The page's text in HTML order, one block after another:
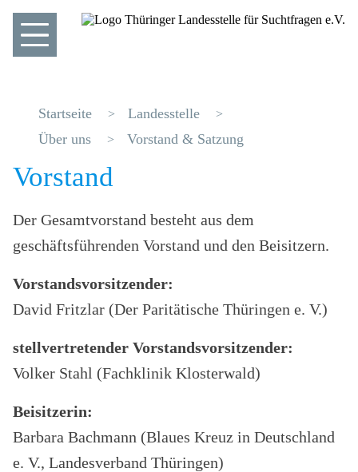
Startseite
Landesstelle
Über uns
Vorstand & Satzung
Vorstand
Der Gesamtvorstand besteht aus dem
geschäftsführenden Vorstand und den Beisitzern.
Vorstandsvorsitzender:
David Fritzlar (Der Paritätische Thüringen e. V.)
stellvertretender Vorstandsvorsitzender:
Volker Stahl (Fachklinik Klosterwald)
Beisitzerin:
Barbara Bachmann (Blaues Kreuz in Deutschland
e. V., Landesverband Thüringen)